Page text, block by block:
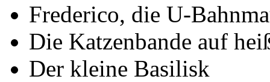
Frederico, die U-
Die Katzenbande auf
Der kleine Basilisk